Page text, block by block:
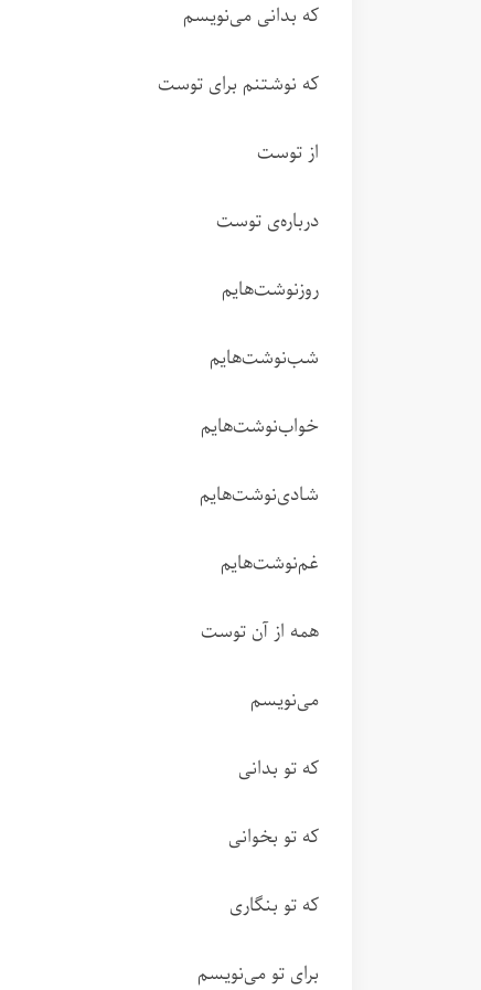
که بدانی می‌نویسم
که نوشتنم برای توست
از توست
درباره‌ی توست
روزنوشت‌هایم
شب‌نوشت‌هایم
خواب‌نوشت‌هایم
شادی‌نوشت‌هایم
غم‌نوشت‌هایم
همه از آن توست
می‌نویسم
که تو بدانی
که تو بخوانی
که تو بنگاری
برای تو می‌نویسم